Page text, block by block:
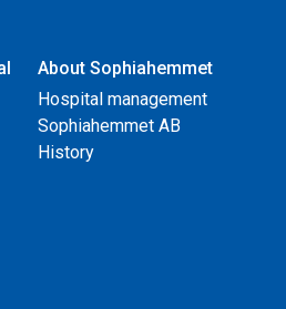
About Sophiahemmet
Hospital management
Sophiahemmet AB
History